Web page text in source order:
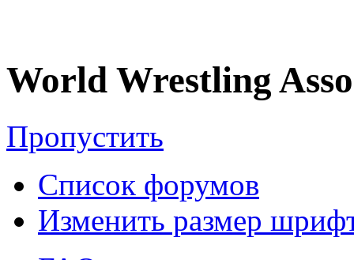
World Wrestling
Пропустить
Список форумов
Изменить размер